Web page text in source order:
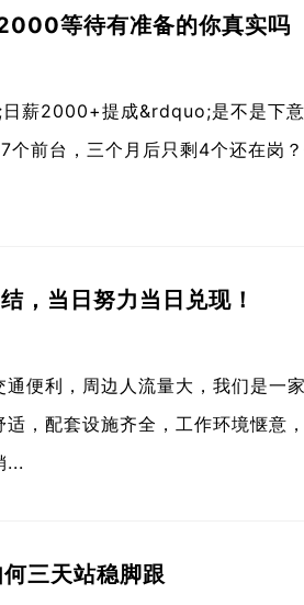
等待有准备的你真实吗
薪2000+提成&rdquo;是不是下
个前台，三个月后只剩4个还在岗
，当日努力当日兑现！
便利，周边人流量大，我们是一
，配套设施齐全，工作环境惬意
...
三天站稳脚跟